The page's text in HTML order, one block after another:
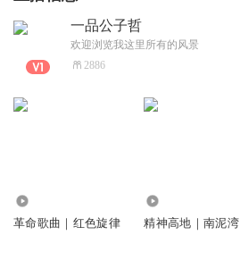
一品公子哲
欢迎浏览我这里所有的风景
2886
革命歌曲｜红色旋律 精神高地｜南泥湾